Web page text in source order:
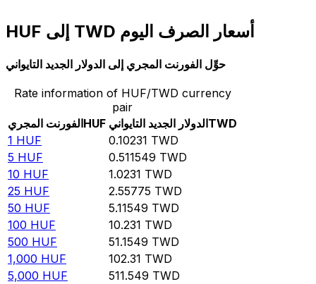
HUF إلى TWD أسعار الصرف اليوم
حوِّل الفورنت المجري إلى الدولار الجديد التايواني
Rate information of HUF/TWD currency
pair
الفورنت المجريHUF الدولار الجديد التايوانيTWD
1 HUF 0.10231 TWD
5 HUF 0.511549 TWD
10 HUF 1.0231 TWD
25 HUF 2.55775 TWD
50 HUF 5.11549 TWD
100 HUF 10.231 TWD
500 HUF 51.1549 TWD
1,000 HUF 102.31 TWD
5,000 HUF 511.549 TWD